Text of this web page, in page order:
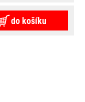
do košíku